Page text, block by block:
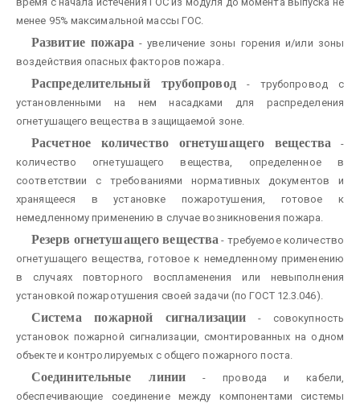
менее 95% максимальной массы ГОС.
Развитие пожара - увеличение зоны горения и/или зоны
воздействия опасных факторов пожара.
Распределительный трубопровод- трубопровод с
установленными на нем насадками для распределения
огнетушащего вещества в защищаемой зоне.
Расчетное количество огнетушащего вещества -
количество огнетушащего вещества, определенное в
соответствии с требованиями нормативных документов и
хранящееся в установке пожаротушения, готовое к
немедленному применению в случае возникновения пожара.
Резерв огнетушащего вещества - требуемое количество
огнетушащего вещества, готовое к немедленному применению
в случаях повторного воспламенения или невыполнения
установкой пожаротушения своей задачи (по ГОСТ 12.3.046).
Система пожарной сигнализации - совокупность
установок пожарной сигнализации, смонтированных на одном
объекте и контролируемых с общего пожарного поста.
Соединительные линии- провода и кабели,
обеспечивающие соединение между компонентами системы